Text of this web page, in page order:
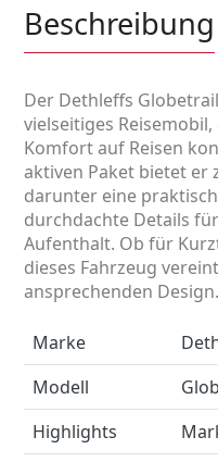
Beschreibung
Der Dethleffs
vielseitiges
Komfort auf Reisen
aktiven Paket bietet er
darunter eine
durchdachte Details
Aufenthalt. Ob für
dieses Fahrzeug
ansprechenden Design.
Marke
Modell
Highlights